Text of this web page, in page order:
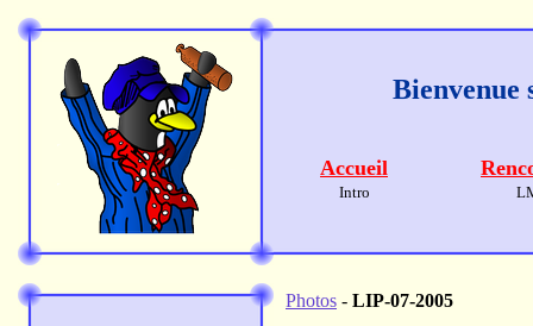
Accueil
Intro
Photos - LIP-07-2005